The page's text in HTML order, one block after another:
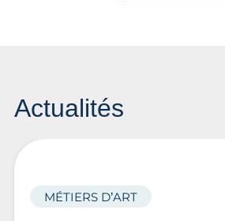
Actualités
MÉTIERS D’ART